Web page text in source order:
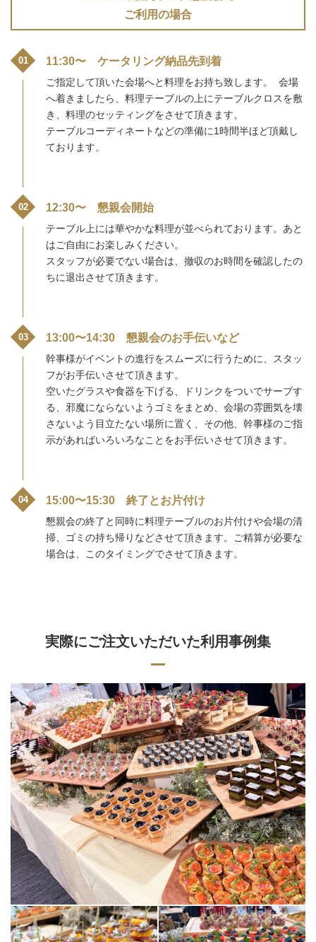
ご利用の場合
11:30〜 ケータリング納品先到着
ご指定して頂いた会場へと料理をお持ち致します。 会場
へ着きましたら、料理テーブルの上にテーブルクロスを敷
き、料理のセッティングをさせて頂きます。
テーブルコーディネートなどの準備に1時間半ほど頂戴し
ております。
12:30〜 懇親会開始
テーブル上には華やかな料理が並べられております。あと
はご自由にお楽しみください。
スタッフが必要でない場合は、撤収のお時間を確認したの
ちに退出させて頂きます。
13:00〜14:30 懇親会のお手伝いなど
幹事様がイベントの進行をスムーズに行うために、スタッ
フがお手伝いさせて頂きます。
空いたグラスや食器を下げる、ドリンクをついでサーブす
る、邪魔にならないようゴミをまとめ、会場の雰囲気を壊
さないよう目立たない場所に置く、その他、幹事様のご指
示があればいろいろなことをお手伝いさせて頂きます。
15:00〜15:30 終了とお片付け
懇親会の終了と同時に料理テーブルのお片付けや会場の清
掃、ゴミの持ち帰りなどさせて頂きます。ご精算が必要な
場合は、このタイミングでさせて頂きます。
実際にご注文いただいた利用事例集